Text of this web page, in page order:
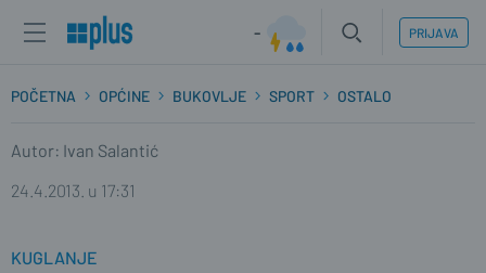
- PRIJAVA
POČETNA OPĆINE BUKOVLJE SPORT OSTALO
Autor: Ivan Salantić
24.4.2013. u 17:31
KUGLANJE